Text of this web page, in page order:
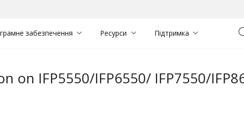
забезпечення Ресурси Підтримка
on IFP5550/IFP6550/ IFP7550/